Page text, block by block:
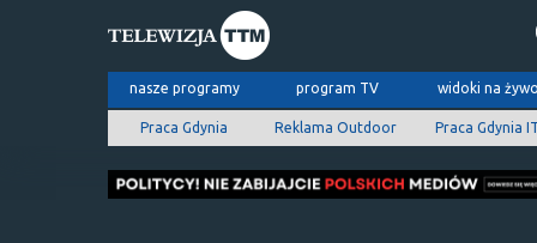
nasze programy program TV widoki na
Praca Gdynia Reklama Outdoor Praca Gdynia